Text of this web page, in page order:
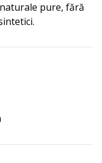
pure, fără